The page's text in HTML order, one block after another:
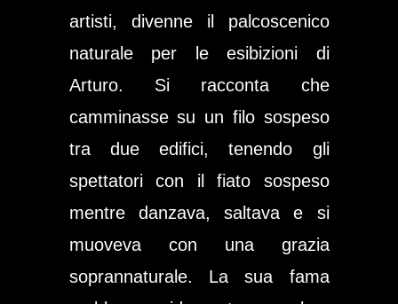
artisti, divenne il palcoscenico
naturale per le esibizioni di
Arturo. Si racconta che
camminasse su un filo sospeso
tra due edifici, tenendo gli
spettatori con il fiato sospeso
mentre danzava, saltava e si
muoveva con una grazia
soprannaturale. La sua fama